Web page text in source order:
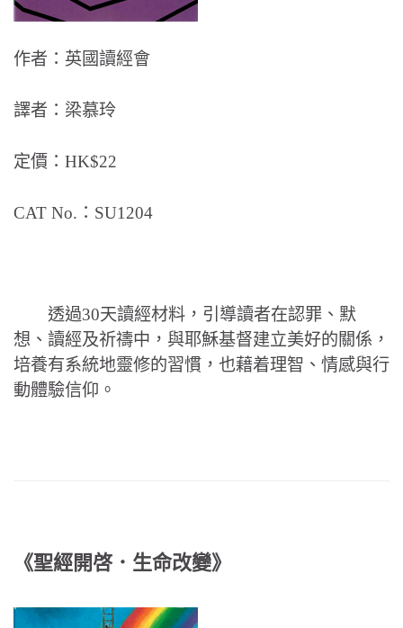
作者：英國讀經會
譯者：梁慕玲
定價：HK$22
CAT No.：SU1204
透過30天讀經材料，引導讀者在認罪、默
想、讀經及祈禱中，與耶穌基督建立美好的關係，
培養有系統地靈修的習慣，也藉着理智、情感與行
動體驗信仰。
《聖經開啓．生命改變》